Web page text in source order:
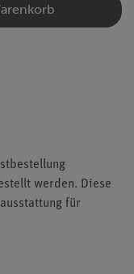
werden. Diese
für